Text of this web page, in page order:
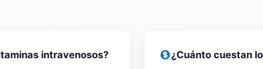
intravenosos? ¿Cuánto cuestan